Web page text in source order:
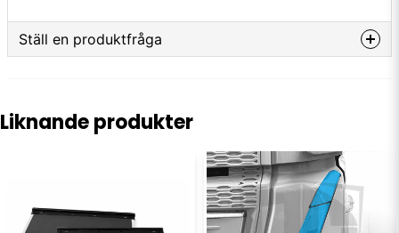
Ställ en produktfråga
Liknande produkter